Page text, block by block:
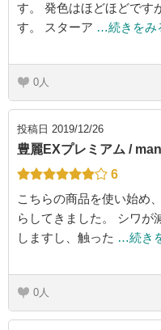
す。 発色はほどほどです
す。 スターア …続きをみ
0
投稿日 2019/12/26
豊麗EXプレミアム /
6
こちらの商品を使い始め
らしてきました。 シワが
しますし、触った …続き
0